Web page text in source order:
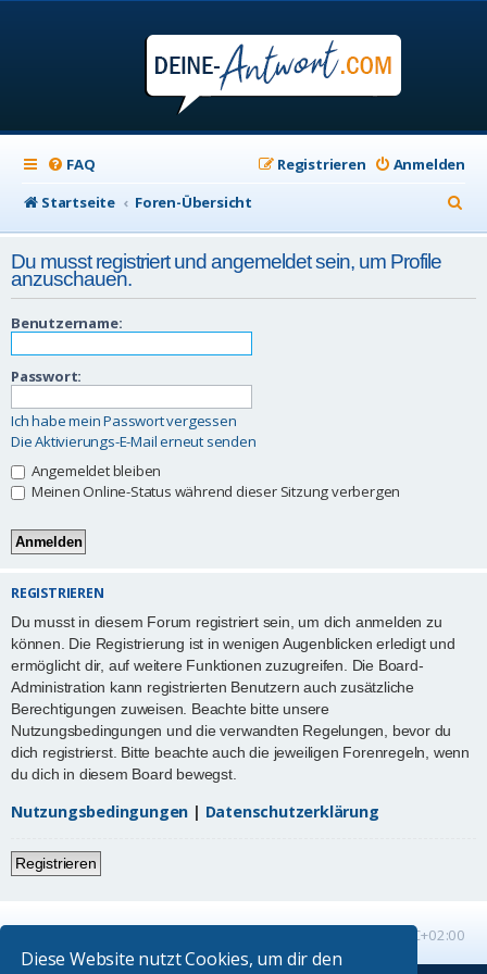
Diese Website nutzt Cookies, um dir den
FAQ Anmelden
Registrieren
Startseite
Foren-Übersicht
u
h
Du musst registriert und angemeldet sein, um Profile
anzuschauen.
Benutzername:
Passwort:
Ich habe mein Passwort vergessen
Die Aktivierungs-E-Mail erneut senden
Angemeldet bleiben
Meinen Online-Status während dieser Sitzung verbergen
REGISTRIEREN
Du musst in diesem Forum registriert sein, um dich anmelden zu
können. Die Registrierung ist in wenigen Augenblicken erledigt und
ermöglicht dir, auf weitere Funktionen zuzugreifen. Die Board-
Administration kann registrierten Benutzern auch zusätzliche
Berechtigungen zuweisen. Beachte bitte unsere
Nutzungsbedingungen und die verwandten Regelungen, bevor du
dich registrierst. Bitte beachte auch die jeweiligen Forenregeln, wenn
du dich in diesem Board bewegst.
Nutzungsbedingungen | Datenschutzerklärung
Registrieren
UTC+02:00